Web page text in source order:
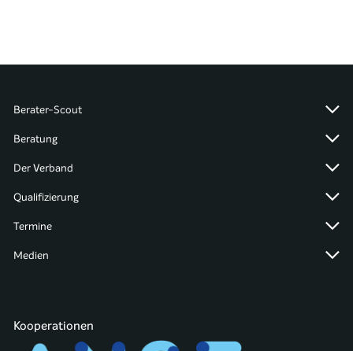
Berater-Scout
Beratung
Der Verband
Qualifizierung
Termine
Medien
Kooperationen